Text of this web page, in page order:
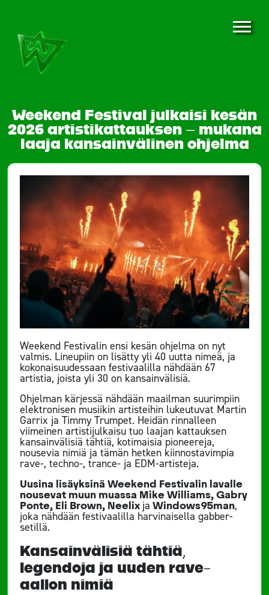
Weekend Festival julkaisi kesän
2026 artistikattauksen – mukana
laaja kansainvälinen ohjelma
Weekend Festivalin ensi kesän ohjelma on nyt
valmis. Lineupiin on lisätty yli 40 uutta nimeä, ja
kokonaisuudessaan festivaalilla nähdään 67
artistia, joista yli 30 on kansainvälisiä.
Ohjelman kärjessä nähdään maailman suurimpiin
elektronisen musiikin artisteihin lukeutuvat Martin
Garrix ja Timmy Trumpet. Heidän rinnalleen
viimeinen artistijulkaisu tuo laajan kattauksen
kansainvälisiä tähtiä, kotimaisia pioneereja,
nousevia nimiä ja tämän hetken kiinnostavimpia
rave-, techno-, trance- ja EDM-artisteja.
Uusina lisäyksinä Weekend Festivalin lavalle
nousevat muun muassa Mike Williams, Gabry
Ponte, Eli Brown, Neelix ja Windows95man,
joka nähdään festivaalilla harvinaisella gabber-
setillä.
Kansainvälisiä tähtiä,
legendoja ja uuden rave-
aallon nimiä